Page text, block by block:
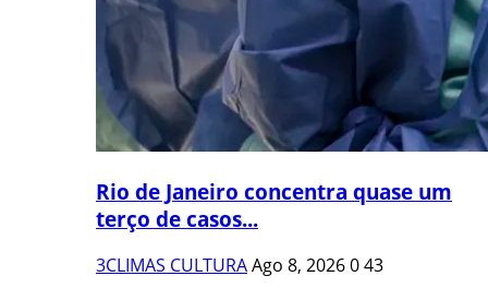
Rio de Janeiro concentra quase um
terço de casos...
3CLIMAS CULTURAAgo 8, 2026043